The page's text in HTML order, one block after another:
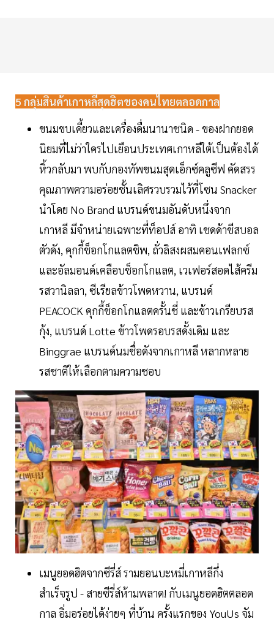
5 กลุ่มสินค้าเกาหลีสุดฮิตของคนไทยตลอดกาล
ขนมขบเคี้ยวและเครื่องดื่มนานาชนิด - ของฝากยอด
นิยมที่ไม่ว่าใครไปเยือนประเทศเกาหลีใต้เป็นต้องได้
หิ้วกลับมา พบกับกองทัพขนมสุดเอ็กซ์คลูซีฟ คัดสรร
คุณภาพความอร่อยชั้นเลิศรวบรวมไว้ที่โซน Snacker
นำโดย No Brand แบรนด์ขนมอันดับหนึ่งจาก
เกาหลี มีจำหน่ายเฉพาะที่ท็อปส์ อาทิ เชดด้าชีสบอล
ตัวดัง, คุกกี้ช็อกโกแลตชิพ, ถั่วลิสงผสมคอนเฟลกซ์
และอัลมอนด์เคลือบช็อกโกแลต, เวเฟอร์สอดไส้ครีม
รสวานิลลา, ซีเรียลข้าวโพดหวาน, แบรนด์
PEACOCK คุกกี้ช็อกโกแลตครั้นชี่ และข้าวเกรียบรส
กุ้ง, แบรนด์ Lotte ข้าวโพดรอบรสดั้งเดิม และ
Binggrae แบรนด์นมชื่อดังจากเกาหลี หลากหลาย
รสชาติให้เลือกตามความชอบ
เมนูยอดฮิตจากซีรี่ส์ รามยอนบะหมี่เกาหลีกึ่ง
สำเร็จรูป - สายซีรี่ส์ห้ามพลาด! กับเมนูยอดฮิตตลอด
กาล อิ่มอร่อยได้ง่ายๆ ที่บ้าน ครั้งแรกของ YouUs จัม